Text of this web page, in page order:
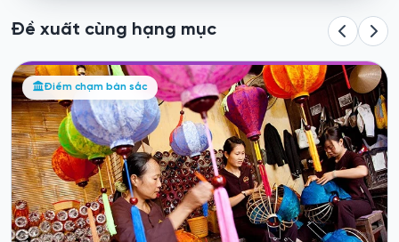
Đề xuất cùng hạng mục
Điểm chạm bản sắc
Nghe kể chuyện thương cảng Hội An xưa
Đà Nẵng
Hoạt động “Nghe kể chuyện thương cảng Hội An xưa” được đề
xuất như một điểm...